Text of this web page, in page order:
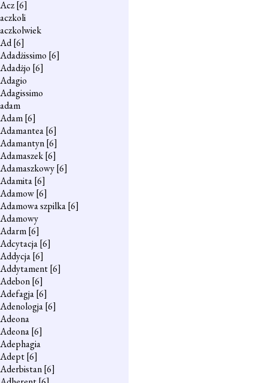
Acz[6]
aczkoli
aczkolwiek
Ad[6]
Adadżissimo [6]
Adadżjo [6]
Adagio
Adagissimo
adam
Adam[6]
Adamantea[6]
Adamantyn[6]
Adamaszek[6]
Adamaszkowy[6]
Adamita[6]
Adamow[6]
Adamowa szpilka[6]
Adamowy
Adarm[6]
Adcytacja[6]
Addycja[6]
Addytament[6]
Adebon[6]
Adefagja[6]
Adenologja[6]
Adeona
Adeona[6]
Adephagia
Adept[6]
Aderbistan[6]